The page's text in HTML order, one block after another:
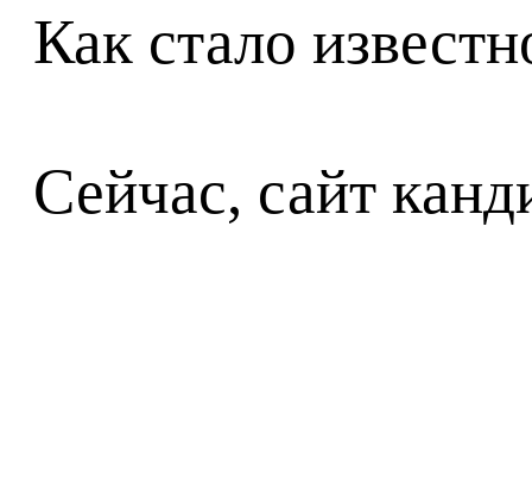
Как стало
Сейчас, сайт